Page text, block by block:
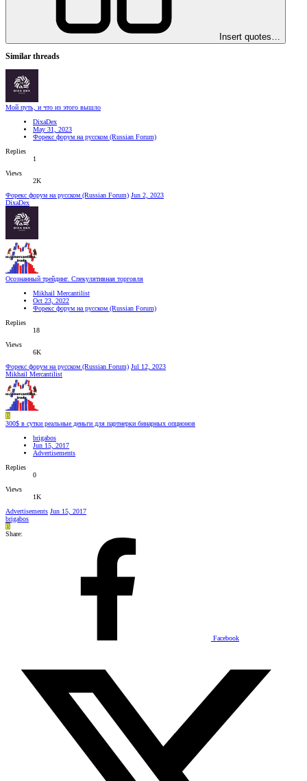
Insert quotes…
Similar threads
Мой путь, и что из этого вышло
DixaDex
May 31, 2023
Форекс форум на русском (Russian Forum)
Replies
1
Views
2K
Форекс форум на русском (Russian Forum) Jun 2, 2023
DixaDex
Осознанный трейдинг. Спекулятивная торговля
Mikhail Mercantilist
Oct 23, 2022
Форекс форум на русском (Russian Forum)
Replies
18
Views
6K
Форекс форум на русском (Russian Forum) Jul 12, 2023
Mikhail Mercantilist
B
300$ в сутки реальные деньги для партнерки бинарных опционов
brigabos
Jun 15, 2017
Advertisements
Replies
0
Views
1K
Advertisements Jun 15, 2017
brigabos
B
Share:
Facebook